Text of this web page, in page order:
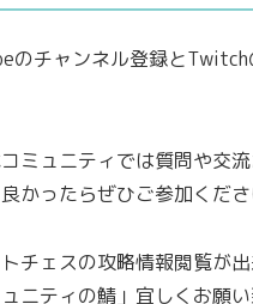
のチャンネル登録とTwitch
ミュニティでは質問や交
かったらぜひご参加くださ
チェスの攻略情報閲覧が
ニティの鯖」宜しくお願